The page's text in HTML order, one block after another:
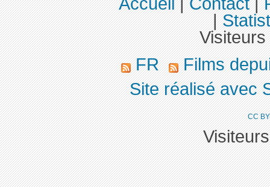
Accueil|Contact|
|
FR
Films
Site réalisé avec
CC